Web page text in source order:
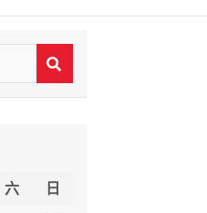
六
日